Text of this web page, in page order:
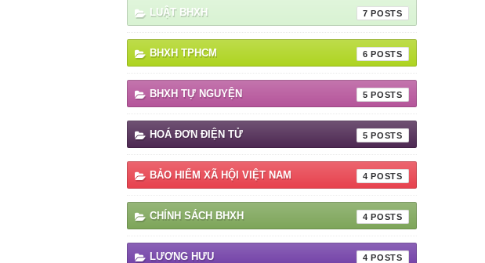
LUẬT BHXH 7
BHXH TPHCM 6
BHXH TỰ NGUYỆN 5
HOÁ ĐƠN ĐIỆN TỬ 5
BẢO HIỂM XÃ HỘI VIỆT NAM 4
CHÍNH SÁCH BHXH 4
LƯƠNG HƯU 4